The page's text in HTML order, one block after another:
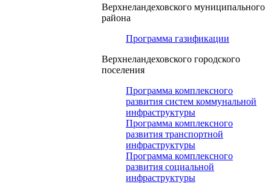
Верхнеландеховского муниципального
района
Программа газификации
Верхнеландеховского городского
поселения
Программа комплексного
развития систем коммунальной
инфраструктуры
Программа комплексного
развития транспортной
инфраструктуры
Программа комплексного
развития социальной
инфраструктуры